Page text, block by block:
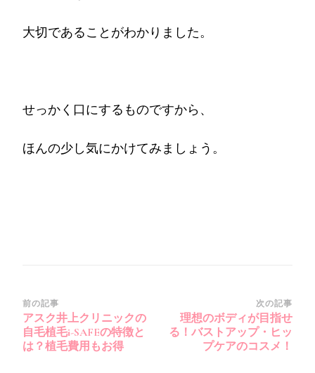
大切であることがわかりました。
せっかく口にするものですから、
ほんの少し気にかけてみましょう。
投
稿
ナ
前の記事
アスク井上クリニックの
自毛植毛i-SAFEの特徴と
は？植毛費用もお得
次の記事
理想のボディが目指せ
る！バストアップ・ヒッ
プケアのコスメ！